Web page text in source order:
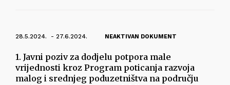
28.5.2024. - 27.6.2024. NEAKTIVAN DOKUMENT
1. Javni poziv za dodjelu potpora male
vrijednosti kroz Program poticanja razvoja
malog i srednjeg poduzetništva na području